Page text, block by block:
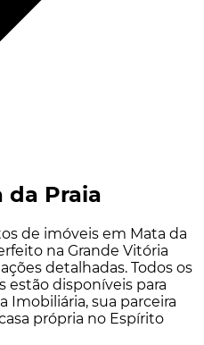
da Praia
de imóveis em Mata da
na Grande Vitória
detalhadas. Todos os
disponíveis para
Imobiliária, sua parceira
própria no Espírito